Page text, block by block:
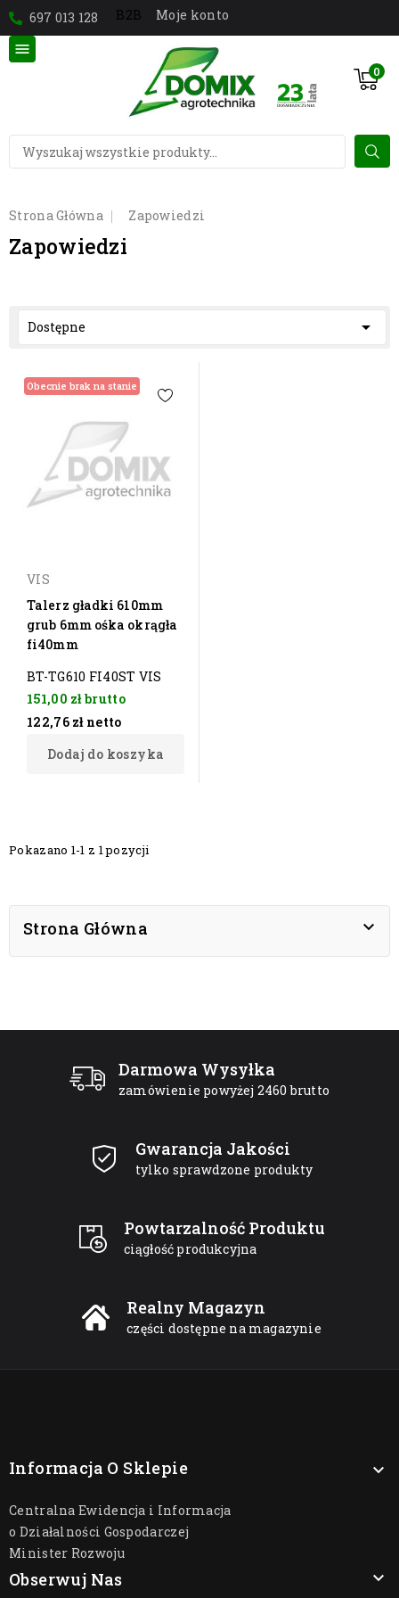
697 013 128 B2B Moje konto
0

Strona Główna Zapowiedzi
Zapowiedzi
Dostępne 
Obecnie brak na stanie
VIS
Talerz gładki 610mm
grub 6mm ośka okrągła
fi40mm
BT-TG610 FI40ST VIS
151,00 złbrutto
122,76 zł netto
Dodaj do koszyka
Pokazano 1-1 z 1 pozycji
Strona Główna 
Darmowa Wysyłka
zamówienie powyżej 2460 brutto
Gwarancja Jakości
tylko sprawdzone produkty
Powtarzalność Produktu
ciągłość produkcyjna
Realny Magazyn
części dostępne na magazynie
Informacja O Sklepie 
Centralna Ewidencja i Informacja
o Działalności Gospodarczej
Minister Rozwoju
Obserwuj Nas 